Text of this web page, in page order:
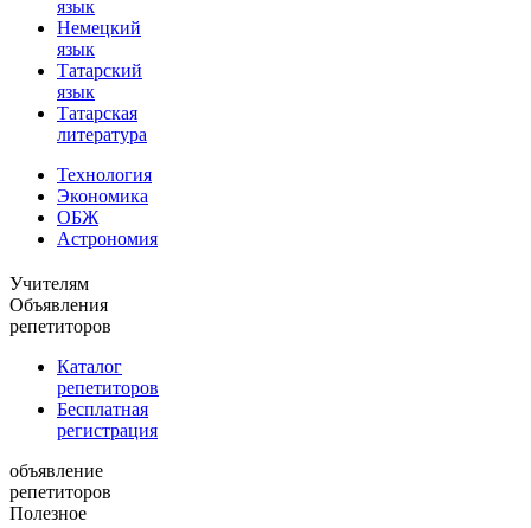
язык
Немецкий
язык
Татарский
язык
Татарская
литература
Технология
Экономика
ОБЖ
Астрономия
Учителям
Объявления
репетиторов
Каталог
репетиторов
Бесплатная
регистрация
объявление
репетиторов
Полезное